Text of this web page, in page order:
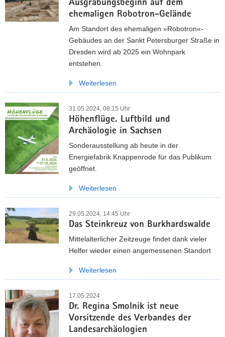
Ausgrabungsbeginn auf dem
ehemaligen Robotron-Gelände
Am Standort des ehemaligen »Robotron«-
Gebäudes an der Sankt Petersburger Straße in
Dresden wird ab 2025 ein Wohnpark
entstehen.
Weiterlesen
31.05.2024, 08:15 Uhr
Höhenflüge. Luftbild und
Archäologie in Sachsen
Sonderausstellung ab heute in der
Energiefabrik Knappenrode für das Publikum
geöffnet.
Weiterlesen
29.05.2024, 14:45 Uhr
Das Steinkreuz von Burkhardswalde
Mittelalterlicher Zeitzeuge findet dank vieler
Helfer wieder einen angemessenen Standort
Weiterlesen
17.05.2024
Dr. Regina Smolnik ist neue
Vorsitzende des Verbandes der
Landesarchäologien